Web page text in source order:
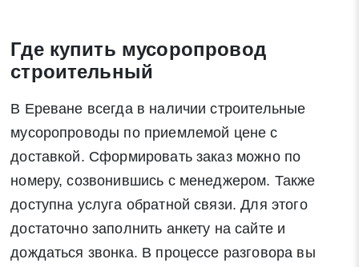
Где купить мусоропровод
строительный
В Ереване всегда в наличии строительные
мусоропроводы по приемлемой цене с
доставкой. Сформировать заказ можно по
номеру, созвонившись с менеджером. Также
доступна услуга обратной связи. Для этого
достаточно заполнить анкету на сайте и
дождаться звонка. В процессе разговора вы